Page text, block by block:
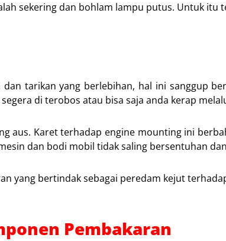
sekering dan bohlam lampu putus. Untuk itu
tarikan yang berlebihan, hal ini sanggup
di terobos atau bisa saja anda kerap
aus. Karet terhadap engine mounting ini
dan bodi mobil tidak saling bersentuhan
yang bertindak sebagai peredam kejut
Pembakaran